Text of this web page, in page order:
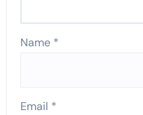
Name *
Email *